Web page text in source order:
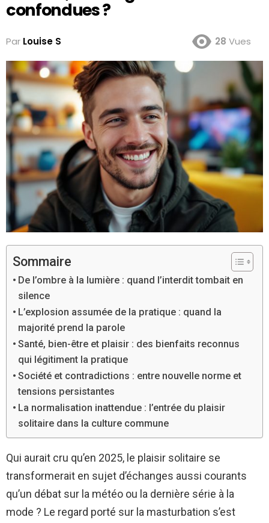
confondues ?
Par Louise S 28 Vues
Sommaire
De l’ombre à la lumière : quand l’interdit tombait en
silence
L’explosion assumée de la pratique : quand la
majorité prend la parole
Santé, bien-être et plaisir : des bienfaits reconnus
qui légitiment la pratique
Société et contradictions : entre nouvelle norme et
tensions persistantes
La normalisation inattendue : l’entrée du plaisir
solitaire dans la culture commune
Qui aurait cru qu’en 2025, le plaisir solitaire se
transformerait en sujet d’échanges aussi courants
qu’un débat sur la météo ou la dernière série à la
mode ? Le regard porté sur la masturbation s’est